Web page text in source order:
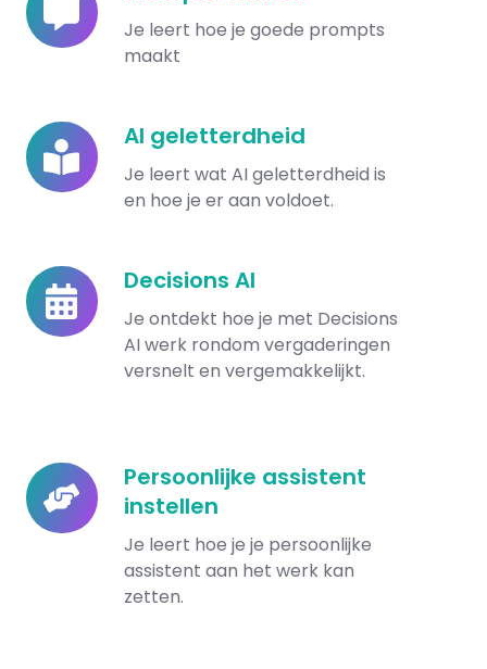
Je leert hoe je goede prompts
maakt
maken
AI geletterdheid
Je leert wat AI geletterdheid is
en hoe je er aan voldoet.
AI
geletterdheid
Decisions AI
Je ontdekt hoe je met Decisions
AI werk rondom vergaderingen
versnelt en vergemakkelijkt.
Decisions
AI
Persoonlijke assistent
instellen
Je leert hoe je je persoonlijke
assistent aan het werk kan
zetten.
Persoonlijke
assistent
instellen